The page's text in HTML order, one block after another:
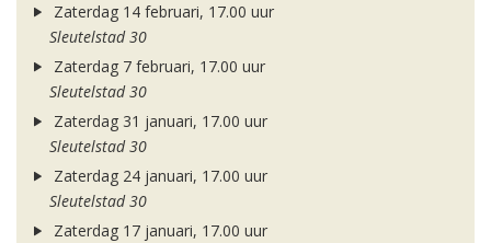
Zaterdag 14 februari, 17.00 uur
Sleutelstad 30
Zaterdag 7 februari, 17.00 uur
Sleutelstad 30
Zaterdag 31 januari, 17.00 uur
Sleutelstad 30
Zaterdag 24 januari, 17.00 uur
Sleutelstad 30
Zaterdag 17 januari, 17.00 uur